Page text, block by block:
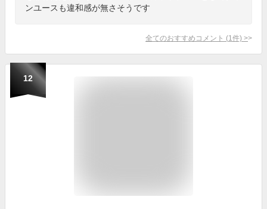
ンユースも違和感が無さそうです
全てのおすすめコメント (1 件) >
12